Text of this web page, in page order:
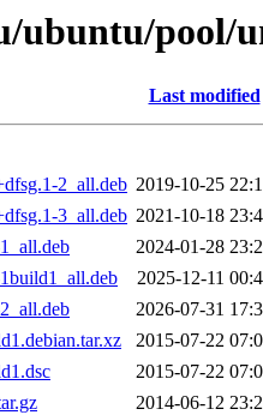
ubuntu/pool/
Last modified
2_all.deb 2019-10-25
3_all.deb 2021-10-18
2024-01-28
2025-12-11
2026-07-31
2015-07-22
2015-07-22
2014-06-12